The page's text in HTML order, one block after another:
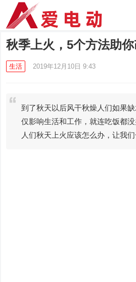
秋季上火，5个方法助
生活 2019年12月10日 9:43
到了秋天以后风干秋燥人们如果
仅影响生活和工作，就连吃饭都
人们秋天上火应该怎么办，让我们